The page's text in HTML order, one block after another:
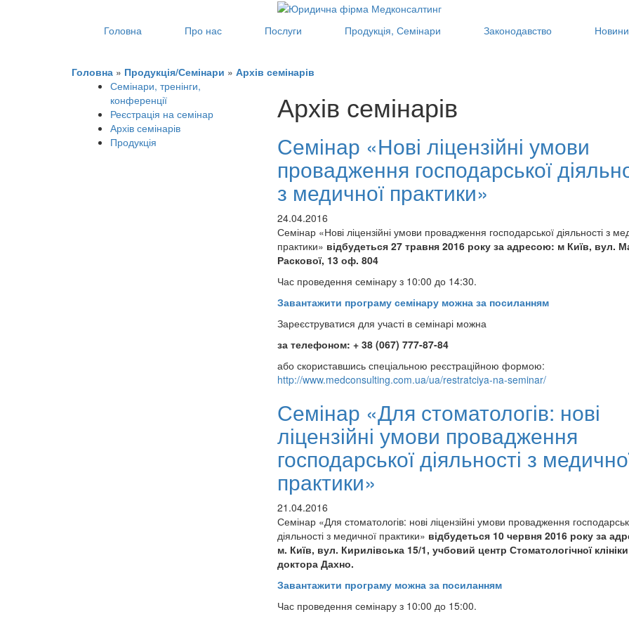
Головна Про нас Послуги Продукція, Семінари Законодавство Новини
Головна » Продукція/Семінари » Архів семінарів
Семінари, тренінги,
конференції
Реєстрація на семінар
Архів семінарів
Продукція
Архів семінарів
Семінар «Нові ліцензійні умови
провадження господарської
з медичної практики»
24.04.2016
Семінар «Нові ліцензійні умови провадження господарської діяльності з
практики» відбудеться 27 травня 2016 року за адресою: м Київ, вул.
Раскової, 13 оф. 804
Час проведення семінару з 10:00 до 14:30.
Завантажити програму семінару можна за посиланням
Зареєструватися для участі в семінарі можна
за телефоном: + 38 (067) 777-87-84
або скориставшись спеціальною реєстраційною формою:
http://www.medconsulting.com.ua/ua/restratciya-na-seminar/
Семінар «Для стоматологів: нові
ліцензійні умови провадження
господарської діяльності з
практики»
21.04.2016
Семінар «Для стоматологів: нові ліцензійні умови провадження
діяльності з медичної практики» відбудеться 10 червня 2016 року за
м. Київ, вул. Кирилівська 15/1, учбовий центр Стоматологічної клініки
доктора Дахно.
Завантажити програму можна за посиланням
Час проведення семінару з 10:00 до 15:00.